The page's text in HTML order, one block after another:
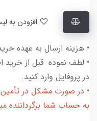
• هزینه ارسال به عهده
• لطف نموده قبل از
در پروفایل وارد کنید.
• در صورت مشکل در
به حساب شما برگرداننده